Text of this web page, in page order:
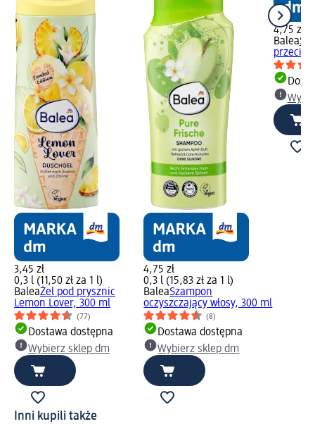
3,45 zł
0,3 l (11,50 zł za 1 l)
BaleaŻel pod prysznic
Lemon Lover, 300 ml
(77)
Dostawa dostępna
Wybierz sklep dm
4,75 zł
0,3 l (15,83 zł za 1 l)
BaleaSzampon
oczyszczający włosy, 300 ml
(8)
Dostawa dostępna
Wybierz sklep dm
4,75 zł
Balea
Inni kupili także